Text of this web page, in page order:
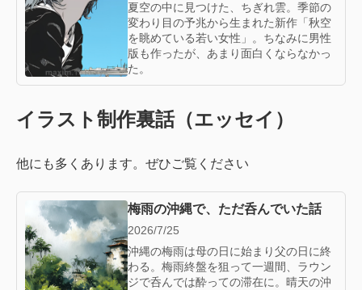
夏空の中に見つけた、ちぎれ雲。季節の
変わり目の予兆から生まれた新作「秋空
を眺めている若い女性」。ちなみに男性
版も作ったが、あまり面白くならなかっ
た。
イラスト制作裏話（エッセイ）
他にも多くあります。ぜひご覧ください
梅雨の沖縄で、ただ呑んでいた話
2026/7/25
沖縄の梅雨は母の日に始まり父の日に終
わる。梅雨終盤を狙って一週間、ラウン
ジで呑んでは酔っての滞在に。晴天の沖